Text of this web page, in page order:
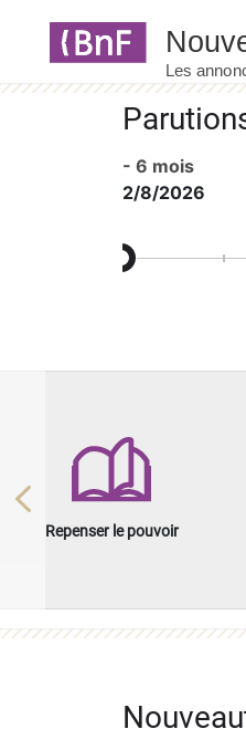
- 6 mois
2/8/2026
Repenser le pouvoir
Previous